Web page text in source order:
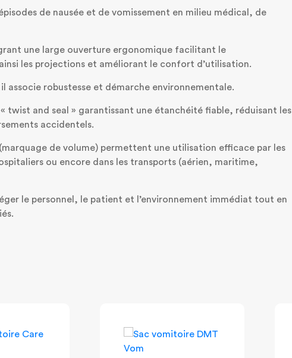
de nausée et de vomissement en milieu médical, de
une large ouverture ergonomique facilitant le
les projections et améliorant le confort d’utilisation.
associe robustesse et démarche environnementale.
twist and seal » garantissant une étanchéité fiable, réduisant les
accidentels.
de volume) permettent une utilisation efficace par les
ou encore dans les transports (aérien, maritime,
le personnel, le patient et l’environnement immédiat tout en